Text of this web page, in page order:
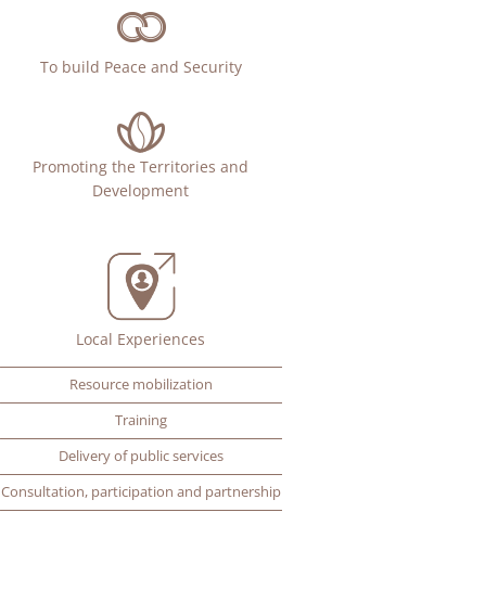
To build Peace and Security
Promoting the Territories and
Development
Local Experiences
Resource mobilization
Training
Delivery of public services
Consultation, participation and partnership